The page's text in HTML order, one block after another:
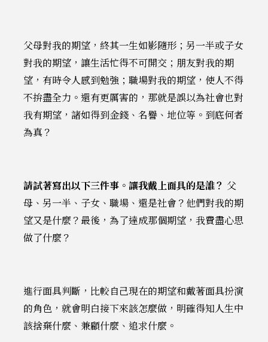
父母對我的期望，終其一生如影隨形；另一半或子女
對我的期望，讓生活忙得不可開交；朋友對我的期
望，有時令人感到勉強；職場對我的期望，使人不得
不拚盡全力。還有更厲害的，那就是誤以為社會也對
我有期望，諸如得到金錢、名譽、地位等。到底何者
為真？
請試著寫出以下三件事。讓我戴上面具的是誰？ 父
母、另一半、子女、職場、還是社會？他們對我的期
望又是什麼？最後，為了達成那個期望，我費盡心思
做了什麼？
進行面具判斷，比較自己現在的期望和戴著面具扮演
的角色，就會明白接下來該怎麼做，明確得知人生中
該捨棄什麼、兼顧什麼、追求什麼。